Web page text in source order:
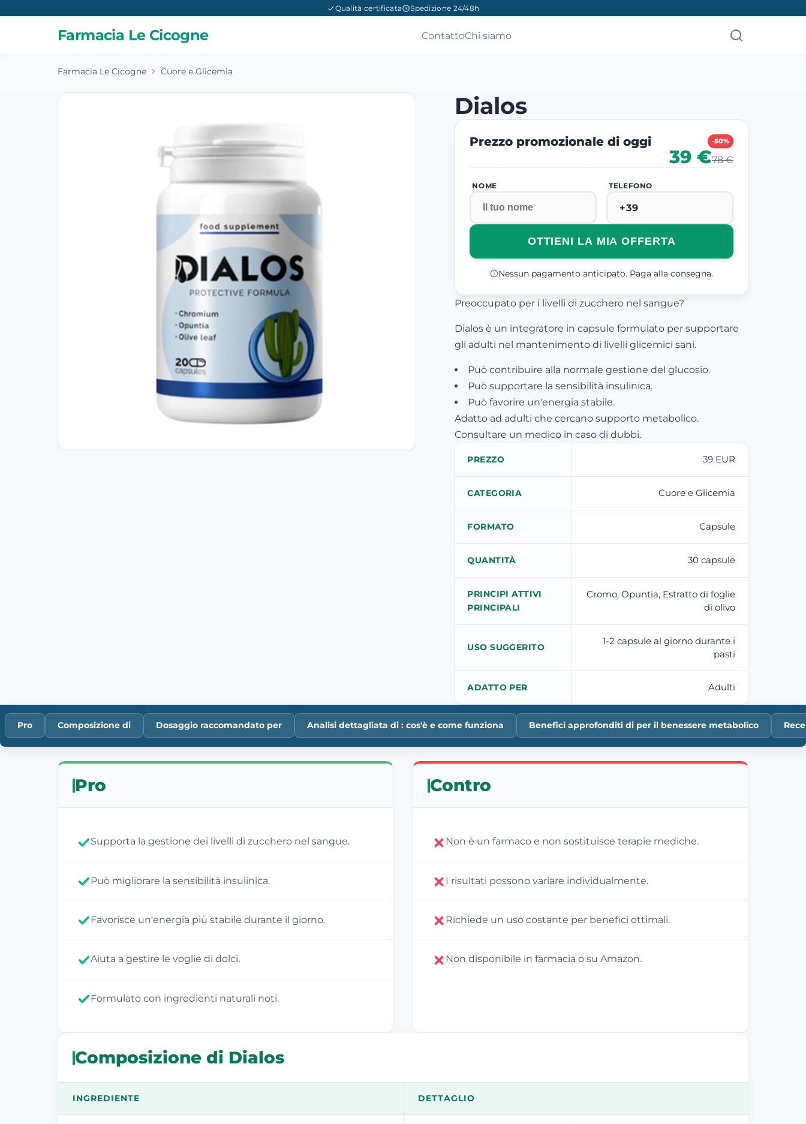
Qualità certificata Spedizione 24/48h
Farmacia Le Cicogne ContattoChi siamo
Farmacia Le Cicogne Cuore e Glicemia
Dialos
Prezzo promozionale di oggi -50%
39 €78 €
NOME TELEFONO
OTTIENI LA MIA OFFERTA
Nessun pagamento anticipato. Paga alla consegna.
Preoccupato per i livelli di zucchero nel sangue?
Dialos è un integratore in capsule formulato per supportare
gli adulti nel mantenimento di livelli glicemici sani.
Può contribuire alla normale gestione del glucosio.
Può supportare la sensibilità insulinica.
Può favorire un'energia stabile.
Adatto ad adulti che cercano supporto metabolico.
Consultare un medico in caso di dubbi.
PREZZO 39 EUR
CATEGORIA Cuore e Glicemia
FORMATO Capsule
QUANTITÀ 30 capsule
PRINCIPI ATTIVI
PRINCIPALI
Cromo, Opuntia, Estratto di foglie
di olivo
USO SUGGERITO
1-2 capsule al giorno durante i
pasti
ADATTO PER Adulti
Pro Composizione di Dosaggio raccomandato per Analisi dettagliata di : cos'è e come funziona Benefici approfonditi di per il benessere metabolico
Pro
Supporta la gestione dei livelli di zucchero nel sangue.
Può migliorare la sensibilità insulinica.
Favorisce un'energia più stabile durante il giorno.
Aiuta a gestire le voglie di dolci.
Formulato con ingredienti naturali noti.
Contro
Non è un farmaco e non sostituisce terapie mediche.
I risultati possono variare individualmente.
Richiede un uso costante per benefici ottimali.
Non disponibile in farmacia o su Amazon.
Composizione di Dialos
INGREDIENTE DETTAGLIO